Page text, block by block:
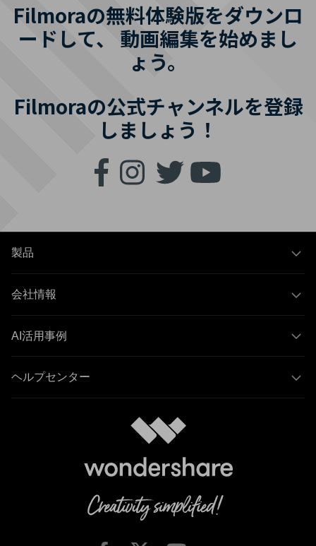
Filmoraの無料体験版をダウンロ
ードして、 動画編集を始めまし
ょう。
Filmoraの公式チャンネルを登録
しましょう！
製品
会社情報
AI活用事例
ヘルプセンター